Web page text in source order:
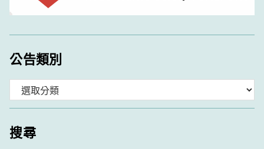
公告類別
類
搜尋